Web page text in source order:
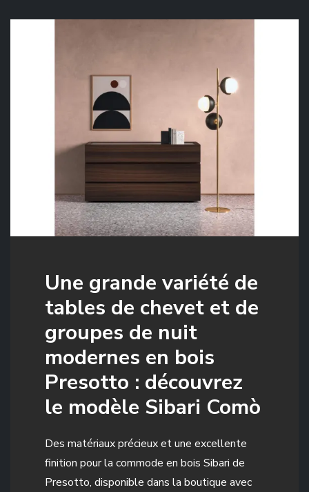
Une grande variété de
tables de chevet et de
groupes de nuit
modernes en bois
Presotto : découvrez
le modèle Sibari Comò
Des matériaux précieux et une excellente
finition pour la commode en bois Sibari de
Presotto, disponible dans la boutique avec